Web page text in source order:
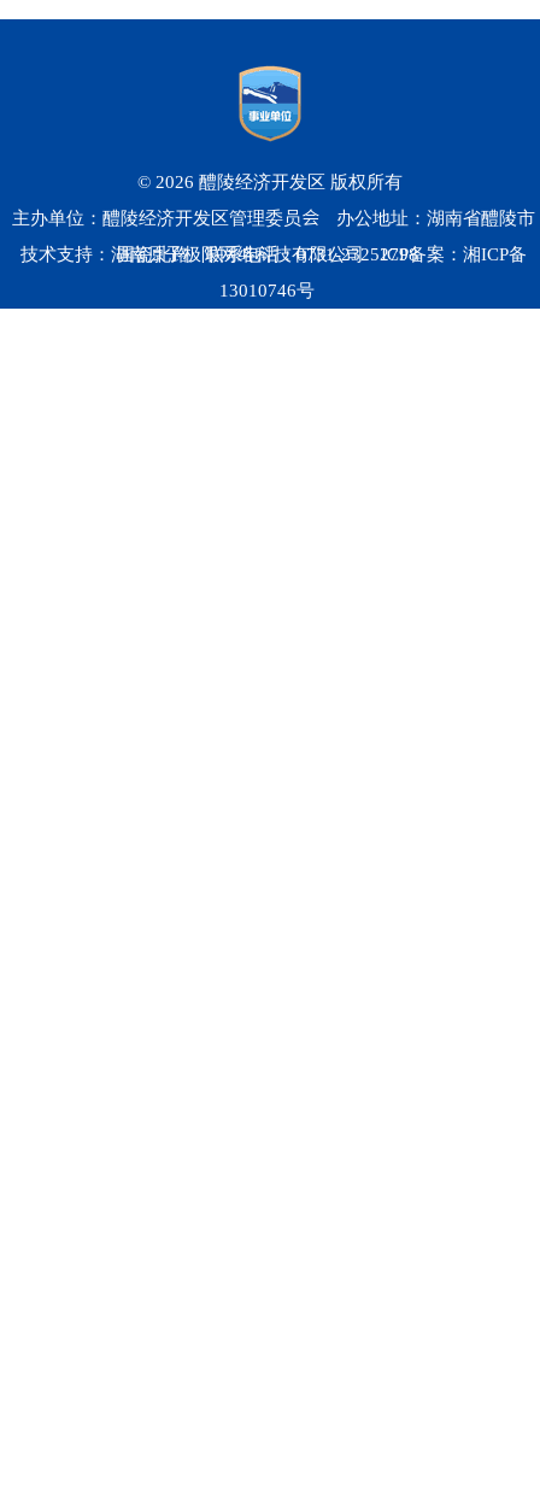
© 2026 醴陵经济开发区 版权所有
主办单位：醴陵经济开发区管理委员会
办公地址：湖南省醴陵市
国瓷北路
联系电话：0731-23252798
技术支持：湖南原子极限网络科技有限公司 ICP备案： 湘ICP备
13010746号